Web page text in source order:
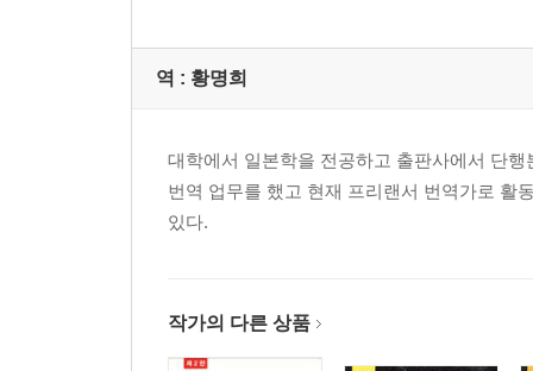
역 : 황명희
대학에서 일본학을 전공하고 출판사에서 단
번역 업무를 했고 현재 프리랜서 번역가로 활
있다.
작가의 다른 상품